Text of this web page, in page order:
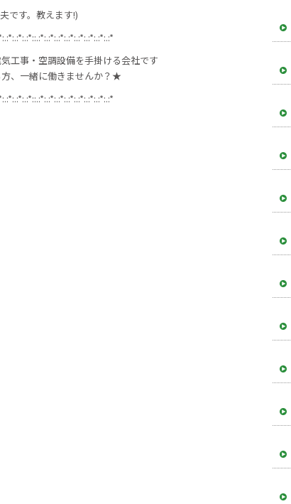
です。教えます!)
工事・空調設備を手掛ける会社です
、一緒に働きませんか？★